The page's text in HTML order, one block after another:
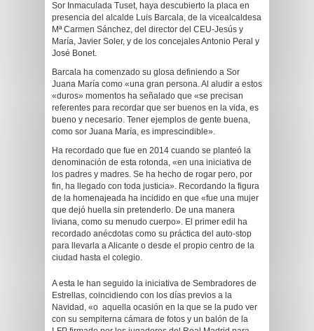
Sor Inmaculada Tuset, haya descubierto la placa en
presencia del alcalde Luis Barcala, de la vicealcaldesa
Mª Carmen Sánchez, del director del CEU-Jesús y
María, Javier Soler, y de los concejales Antonio Peral y
José Bonet.
Barcala ha comenzado su glosa definiendo a Sor
Juana María como «una gran persona. Al aludir a estos
«duros» momentos ha señalado que «se precisan
referentes para recordar que ser buenos en la vida, es
bueno y necesario. Tener ejemplos de gente buena,
como sor Juana María, es imprescindible».
Ha recordado que fue en 2014 cuando se planteó la
denominación de esta rotonda, «en una iniciativa de
los padres y madres. Se ha hecho de rogar pero, por
fin, ha llegado con toda justicia». Recordando la figura
de la homenajeada ha incidido en que «fue una mujer
que dejó huella sin pretenderlo. De una manera
liviana, como su menudo cuerpo». El primer edil ha
recordado anécdotas como su práctica del auto-stop
para llevarla a Alicante o desde el propio centro de la
ciudad hasta el colegio.
A esta le han seguido la iniciativa de Sembradores de
Estrellas, coincidiendo con los días previos a la
Navidad, «o aquella ocasión en la que se la pudo ver
con su sempiterna cámara de fotos y un balón de la